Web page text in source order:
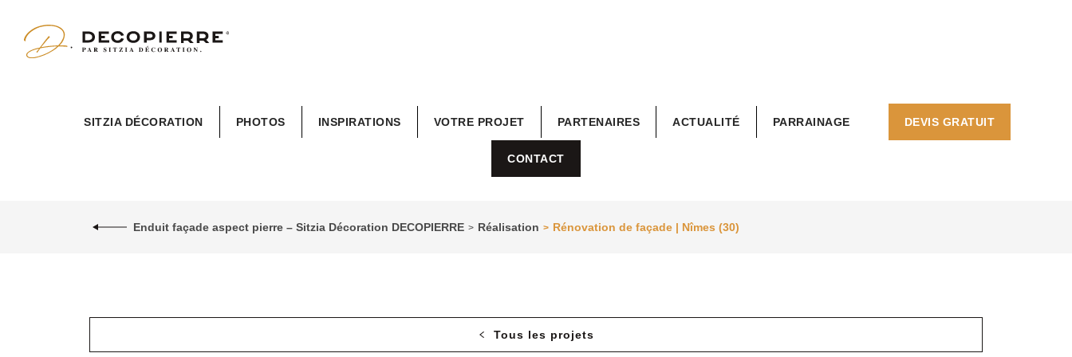
SITZIA DÉCORATION PHOTOS INSPIRATIONS VOTRE PROJET PARTENAIRES ACTUALITÉ PARRAINAGE DEVIS GRATUIT
CONTACT
Enduit façade aspect pierre – Sitzia Décoration DECOPIERRE > Réalisation > Rénovation de façade | Nîmes (30)
Tous les projets